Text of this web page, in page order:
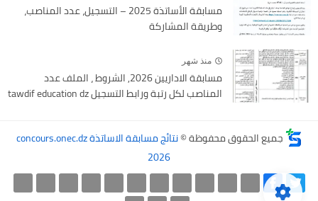
مسابقة الأساتذة 2025 – التسجيل، عدد المناصب،
وطريقة المشاركة
منذ شهر
مسابقة الاداريين 2026, الشروط ، الملف عدد
المناصب لكل رتبة ورابط التسجيل tawdif education dz
جميع الحقوق محفوظة ©
نتائج مسابقة الاساتذة concours.onec.dz
2026